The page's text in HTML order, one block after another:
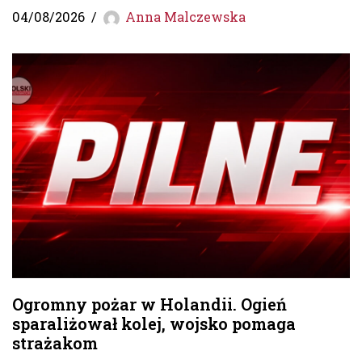
04/08/2026 Anna Malczewska
Ogromny pożar w Holandii. Ogień
sparaliżował kolej, wojsko pomaga
strażakom